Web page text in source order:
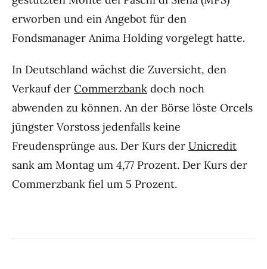
erworben und ein Angebot für den
Fondsmanager Anima Holding vorgelegt hatte.
In Deutschland wächst die Zuversicht, den
Verkauf der Commerzbank doch noch
abwenden zu können. An der Börse löste Orcels
jüngster Vorstoss jedenfalls keine
Freudensprünge aus. Der Kurs der Unicredit
sank am Montag um 4,77 Prozent. Der Kurs der
Commerzbank fiel um 5 Prozent.